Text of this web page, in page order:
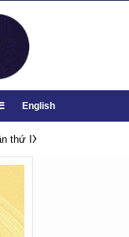
English
thứ IX, nhiệm kỳ 2026-